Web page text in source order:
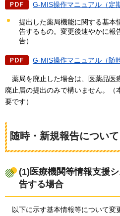
G-MIS操作マニュアル（定
提出した薬局機能に関する基本
告するもの。変更後速やかに報
告）
G-MIS操作マニュアル（随
薬局を廃止した場合は、 医薬品医
廃止届の提出のみで構いません。（
要です）
随時・新規報告について
(1)医療機関等情報支援
告する場合
以下に示す基本情報等について変